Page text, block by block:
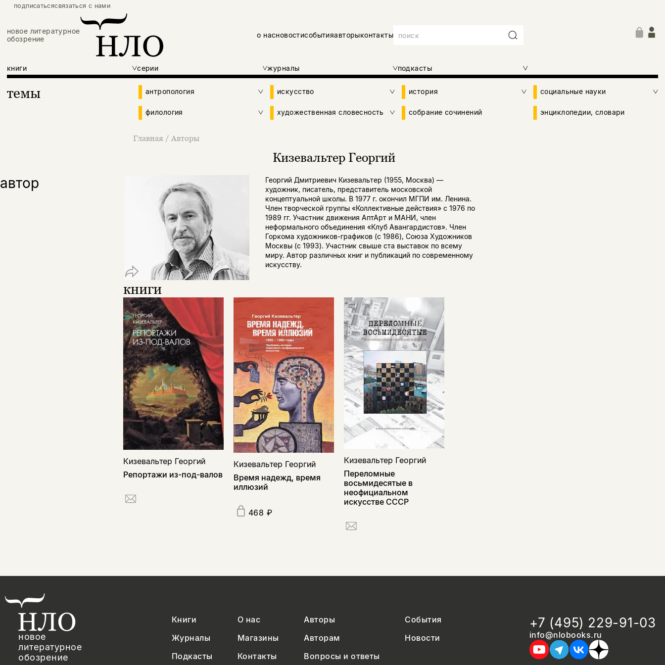
подписатьсясвязаться с нами
новое литературное
обозрение
о насновостисобытияавторыконтакты
книги серии журналы подкасты
темы антропология искусство история социальные науки
филология художественная словесность собрание сочинений энциклопедии, словари
Главная / Авторы
Кизевальтер Георгий
автор
Георгий Дмитриевич Кизевальтер (1955, Москва) —
художник, писатель, представитель московской
концептуальной школы. В 1977 г. окончил МГПИ им. Ленина.
Член творческой группы «Коллективные действия» с 1976 по
1989 гг. Участник движения АптАрт и МАНИ, член
неформального объединения «Клуб Авангардистов». Член
Горкома художников-графиков (c 1986), Союза Художников
Москвы (c 1993). Участник свыше ста выставок по всему
миру. Автор различных книг и публикаций по современному
искусству.
книги
Кизевальтер Георгий
Репортажи из-под-валов
Кизевальтер Георгий
Время надежд, время
иллюзий
468 ₽
Кизевальтер Георгий
Переломные
восьмидесятые в
неофициальном
искусстве СССР
новое
литературное
обозрение
Книги О нас Авторы
События
Журналы
Магазины Авторам
Новости
Подкасты
Контакты Вопросы и ответы
+7 (495) 229-91-03
info@nlobooks.ru